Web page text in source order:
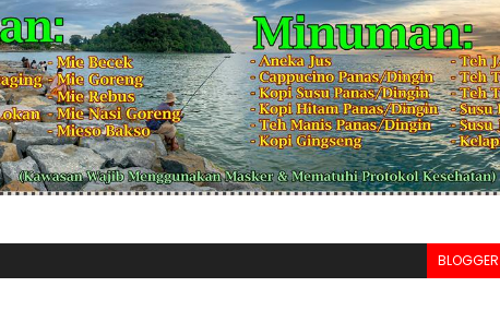
BLOGGER